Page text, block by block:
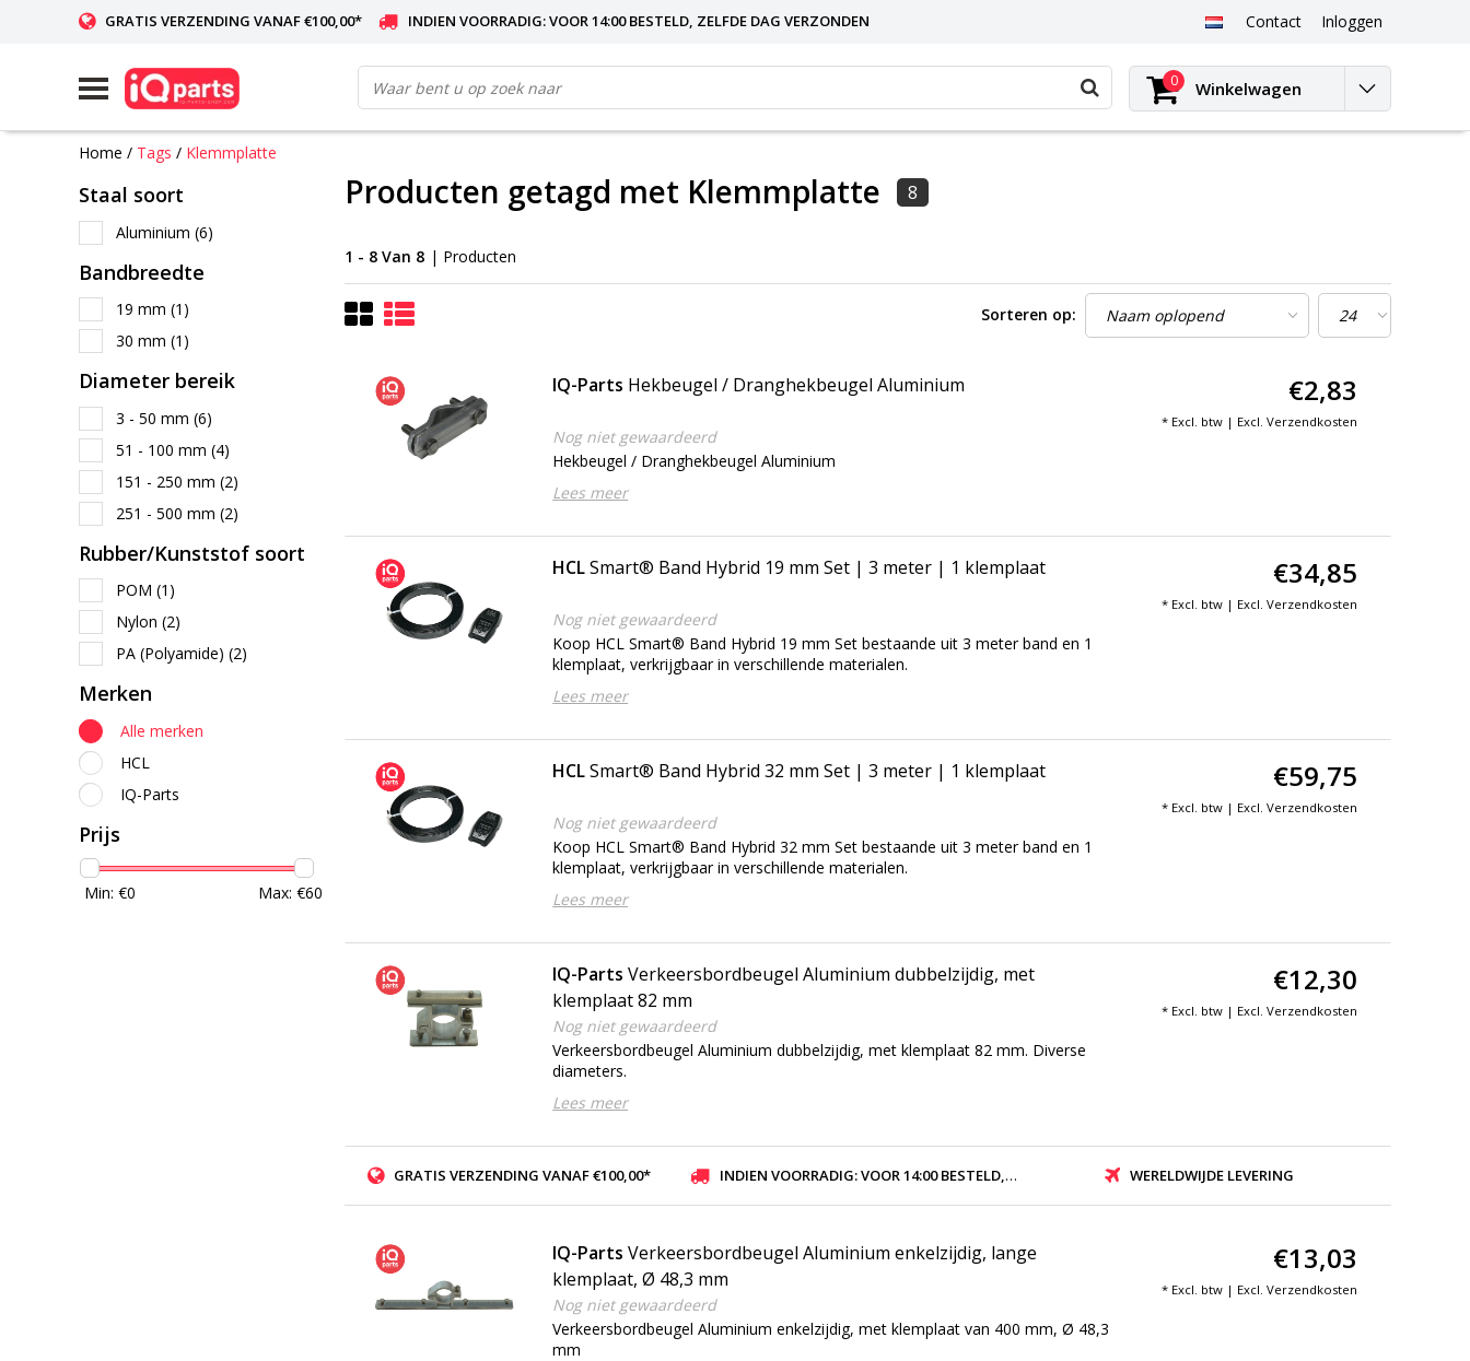
GRATIS VERZENDING VANAF €100,00* INDIEN VOORRADIG: VOOR 14:00 BESTELD, ZELFDE DAG VERZONDEN Contact Inloggen
0 Winkelwagen
Home / Tags / Klemmplatte
Staal soort
Aluminium (6)
Bandbreedte
19 mm (1)
30 mm (1)
Diameter bereik
3 - 50 mm (6)
51 - 100 mm (4)
151 - 250 mm (2)
251 - 500 mm (2)
Rubber/Kunststof soort
POM (1)
Nylon (2)
PA (Polyamide) (2)
Merken
Alle merken
HCL
IQ-Parts
Prijs
Min: €0 Max: €60
Producten getagd met Klemmplatte 8
1 - 8 Van 8 | Producten
Sorteren op:
IQ-Parts Hekbeugel / Dranghekbeugel Aluminium
Nog niet gewaardeerd
Hekbeugel / Dranghekbeugel Aluminium
Lees meer
€2,83
* Excl. btw | Excl. Verzendkosten
HCLSmart® Band Hybrid 19 mm Set | 3 meter | 1 klemplaat
Nog niet gewaardeerd
Koop HCL Smart® Band Hybrid 19 mm Set bestaande uit 3 meter band en 1
klemplaat, verkrijgbaar in verschillende materialen.
Lees meer
€34,85
* Excl. btw | Excl. Verzendkosten
HCLSmart® Band Hybrid 32 mm Set | 3 meter | 1 klemplaat
Nog niet gewaardeerd
Koop HCL Smart® Band Hybrid 32 mm Set bestaande uit 3 meter band en 1
klemplaat, verkrijgbaar in verschillende materialen.
Lees meer
€59,75
* Excl. btw | Excl. Verzendkosten
IQ-Parts Verkeersbordbeugel Aluminium dubbelzijdig, met
klemplaat 82 mm
Nog niet gewaardeerd
Verkeersbordbeugel Aluminium dubbelzijdig, met klemplaat 82 mm. Diverse
diameters.
Lees meer
€12,30
* Excl. btw | Excl. Verzendkosten
GRATIS VERZENDING VANAF €100,00* INDIEN VOORRADIG: VOOR 14:00 BESTELD, ZELFDE DAG VERZONDEN WERELDWIJDE LEVERING
IQ-Parts Verkeersbordbeugel Aluminium enkelzijdig, lange
klemplaat, Ø 48,3 mm
Nog niet gewaardeerd
Verkeersbordbeugel Aluminium enkelzijdig, met klemplaat van 400 mm, Ø 48,3
mm
€13,03
* Excl. btw | Excl. Verzendkosten